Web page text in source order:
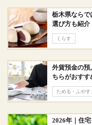
栃木県ならで
選び方も紹介
くらす
外貨預金の預
ちらがおす
ためる・ふやす
2026年｜住